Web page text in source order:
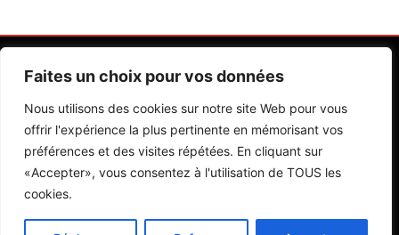
Faites un choix pour vos données
Nous utilisons des cookies sur notre site Web pour vous
offrir l'expérience la plus pertinente en mémorisant vos
préférences et des visites répétées. En cliquant sur
«Accepter», vous consentez à l'utilisation de TOUS les
cookies.
Contactez Nos Rédactions Mentions Légales